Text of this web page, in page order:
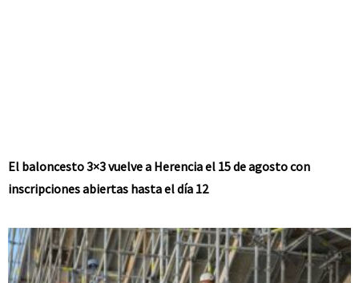
El baloncesto 3×3 vuelve a Herencia el 15 de agosto con
inscripciones abiertas hasta el día 12